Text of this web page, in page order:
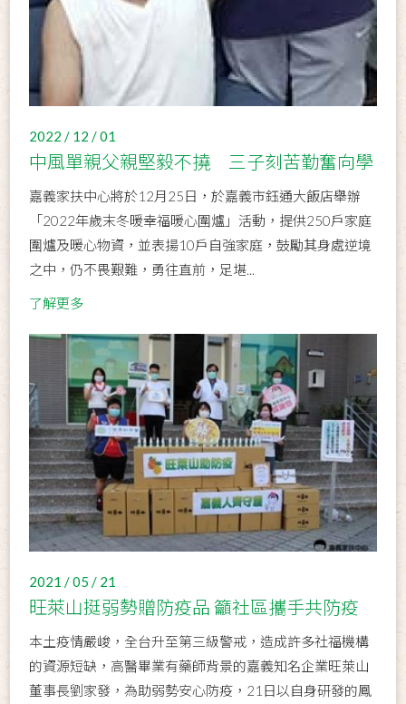
2022 / 12 / 01
中風單親父親堅毅不撓 三子刻苦勤奮向學
嘉義家扶中心將於12月25日，於嘉義市鈺通大飯店舉辦
「2022年歲末冬暖幸福暖心圍爐」活動，提供250戶家庭
圍爐及暖心物資，並表揚10戶自強家庭，鼓勵其身處逆境
之中，仍不畏艱難，勇往直前，足堪...
了解更多
2021 / 05 / 21
旺萊山挺弱勢贈防疫品 籲社區攜手共防疫
本土疫情嚴峻，全台升至第三級警戒，造成許多社福機構
的資源短缺，高醫畢業有藥師背景的嘉義知名企業旺萊山
董事長劉家發，為助弱勢安心防疫，21日以自身研發的鳳